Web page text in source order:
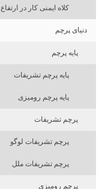
کلاه ایمنی کار در ارتفاع
دنیای پرچم
پایه پرچم
پایه پرچم تشریفات
پایه پرچم رومیزی
پرچم تشریفات
پرچم تشریفات لوگو
پرچم تشریفات ملل
پرچم رومیزی